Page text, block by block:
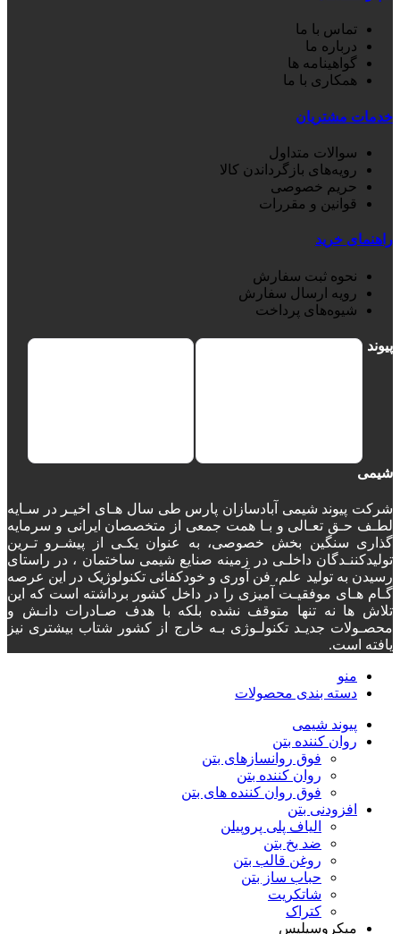
تماس با ما
درباره ما
گواهینامه ها
همکاری با ما
خدمات مشتریان
سوالات متداول
رویه‌های بازگرداندن کالا
حریم خصوصی
قوانین و مقررات
راهنمای خرید
نحوه ثبت سفارش
رویه ارسال سفارش
شیوه‌های پرداخت
پیوند
شیمی
شرکت پیوند شیمی آبادسازان پارس طی سال هـای اخیـر در سـایه
لطـف حـق تعـالی و بـا همت جمعی از متخصصان ایرانی و سرمایه
گذاری سنگین بخش خصوصی، به عنوان یکـی از پیشـرو تـرین
تولیدکننـدگان داخلـی در زمینه صنایع شیمی ساختمان ، در راستای
رسیدن به تولید علم، فن آوری و خودکفائی تکنولوژیک در این عرصه
گـام هـای موفقیـت آمیزی را در داخل کشور برداشته است که این
تلاش ها نه تنها متوقف نشده بلکه با هدف صـادرات دانـش و
محصـولات جدیـد تکنولـوژی بـه خارج از کشور شتاب بیشتری نیز
یافته است.
منو
دسته‌ بندی محصولات
پیوند شیمی
روان کننده بتن
فوق روانسازهای بتن
روان کننده بتن
فوق روان کننده های بتن
افزودنی بتن
الیاف پلی پروپیلن
ضد یخ بتن
روغن قالب بتن
حباب ساز بتن
شاتکریت
کتراک
میکروسیلیس